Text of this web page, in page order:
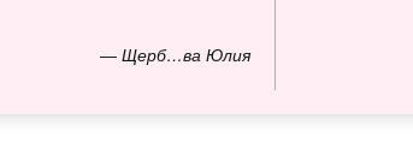
— Щерб…ва Юлия